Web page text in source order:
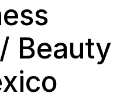
Beauty